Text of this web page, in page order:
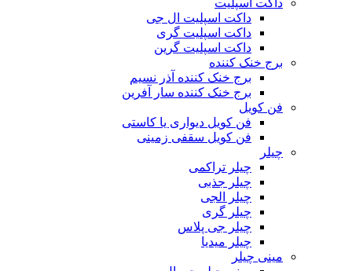
داکت اسپلیت
داکت اسپلیت ال جی
داکت اسپلیت گری
داکت اسپلیت گرین
برج خنک کننده
برج خنک کننده آذر نسیم
برج خنک کننده سار آفرین
فن کویل
فن کویل دیواری یا کاستی
فن کویل سقفی زمینی
چیلر
چیلر تراکمی
چیلر جذبی
چیلر الجی
چیلر گری
چیلر جی پلاس
چیلر میدیا
مینی چیلر